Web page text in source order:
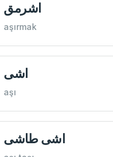
اشرمق
aşırmak
اشی
aşı
اشی طاشی